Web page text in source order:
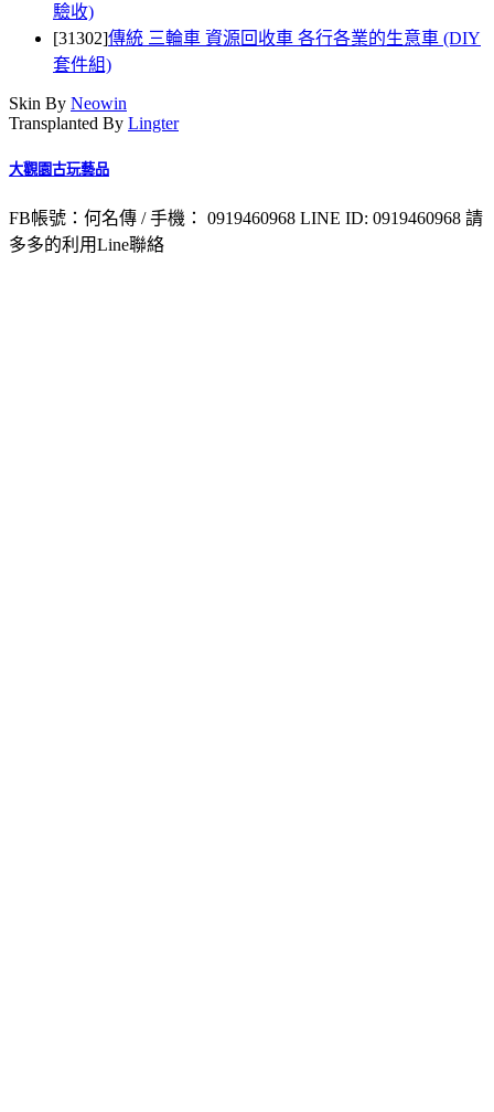
驗收)
[31302]傳統 三輪車 資源回收車 各行各業的生意車 (DIY
套件組)
Skin By Neowin
Transplanted By Lingter
大觀園古玩藝品
FB帳號：何名傳 / 手機： 0919460968 LINE ID: 0919460968 請
多多的利用Line聯絡